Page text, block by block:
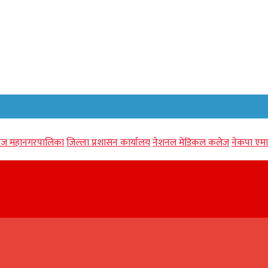
महानगरपालिकाजिल्ला प्रशासन कार्यालयनेशनल मेडिकल कलेजनेकपा